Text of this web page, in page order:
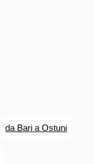
da Bari a Ostuni